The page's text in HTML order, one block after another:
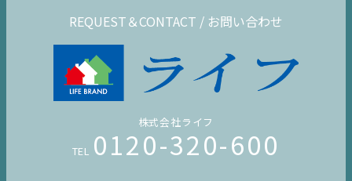
REQUEST＆CONTACT / お問い合わせ
株式会社ライフ
TEL 0120-320-600